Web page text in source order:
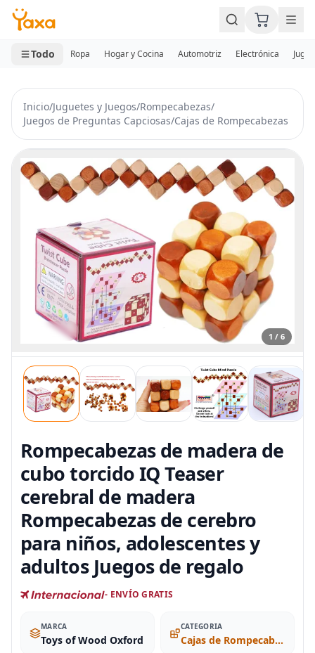
MINI CARRITO
0 productos
Todo Ropa Hogar y Cocina Automotriz Electrónica
Inicio/Juguetes y Juegos/Rompecabezas/
Juegos de Preguntas Capciosas/Cajas de Rompecabezas
1 / 6
Rompecabezas de madera de
cubo torcido IQ Teaser
cerebral de madera
Rompecabezas de cerebro
para niños, adolescentes y
adultos Juegos de regalo
- ENVÍO GRATIS
MARCA
Toys of Wood Oxford
CATEGORIA
Cajas de Rompecabezas